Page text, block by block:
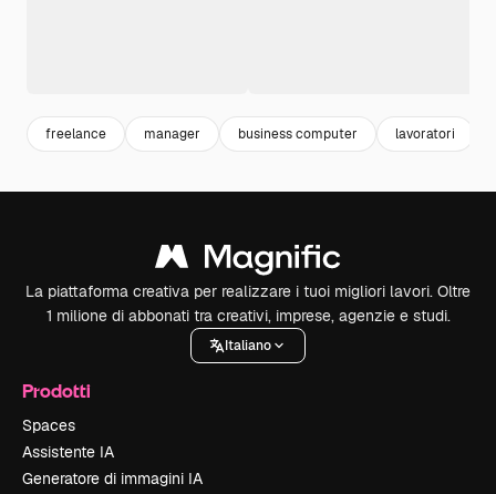
freelance manager business computer lavoratori
La piattaforma creativa per realizzare i tuoi migliori lavori. Oltre
1 milione di abbonati tra creativi, imprese, agenzie e studi.
Italiano
Prodotti
Spaces
Assistente IA
Generatore di immagini IA